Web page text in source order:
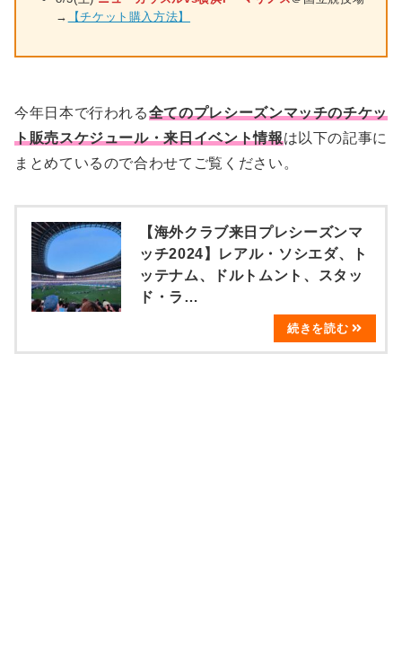
→
【チケット購入方法】
今年日本で行われる全てのプレシーズンマッチのチケッ
ト販売スケジュール・来日イベント情報は以下の記事に
まとめているので合わせてご覧ください。
【海外クラブ来日プレシーズンマ
ッチ2024】レアル・ソシエダ、ト
ッテナム、ドルトムント、スタッ
ド・ラ…